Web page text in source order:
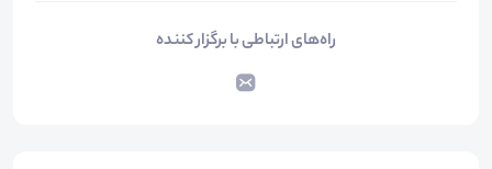
راه‌های ارتباطی با برگزار کننده